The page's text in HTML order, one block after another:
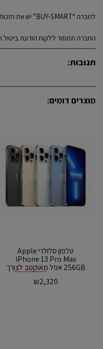
לחברה “BUY-SMART” יש את הזכות לתבוע את הלקוח על ירידת ערך במוצר.
החברה תמסור ללקוח הודעת
תגובות:
מוצרים דומים:
טלפון סלולרי Apple
iPhone 13 Pro Max
256GB אפל מאוקטב לצורך
₪2,320